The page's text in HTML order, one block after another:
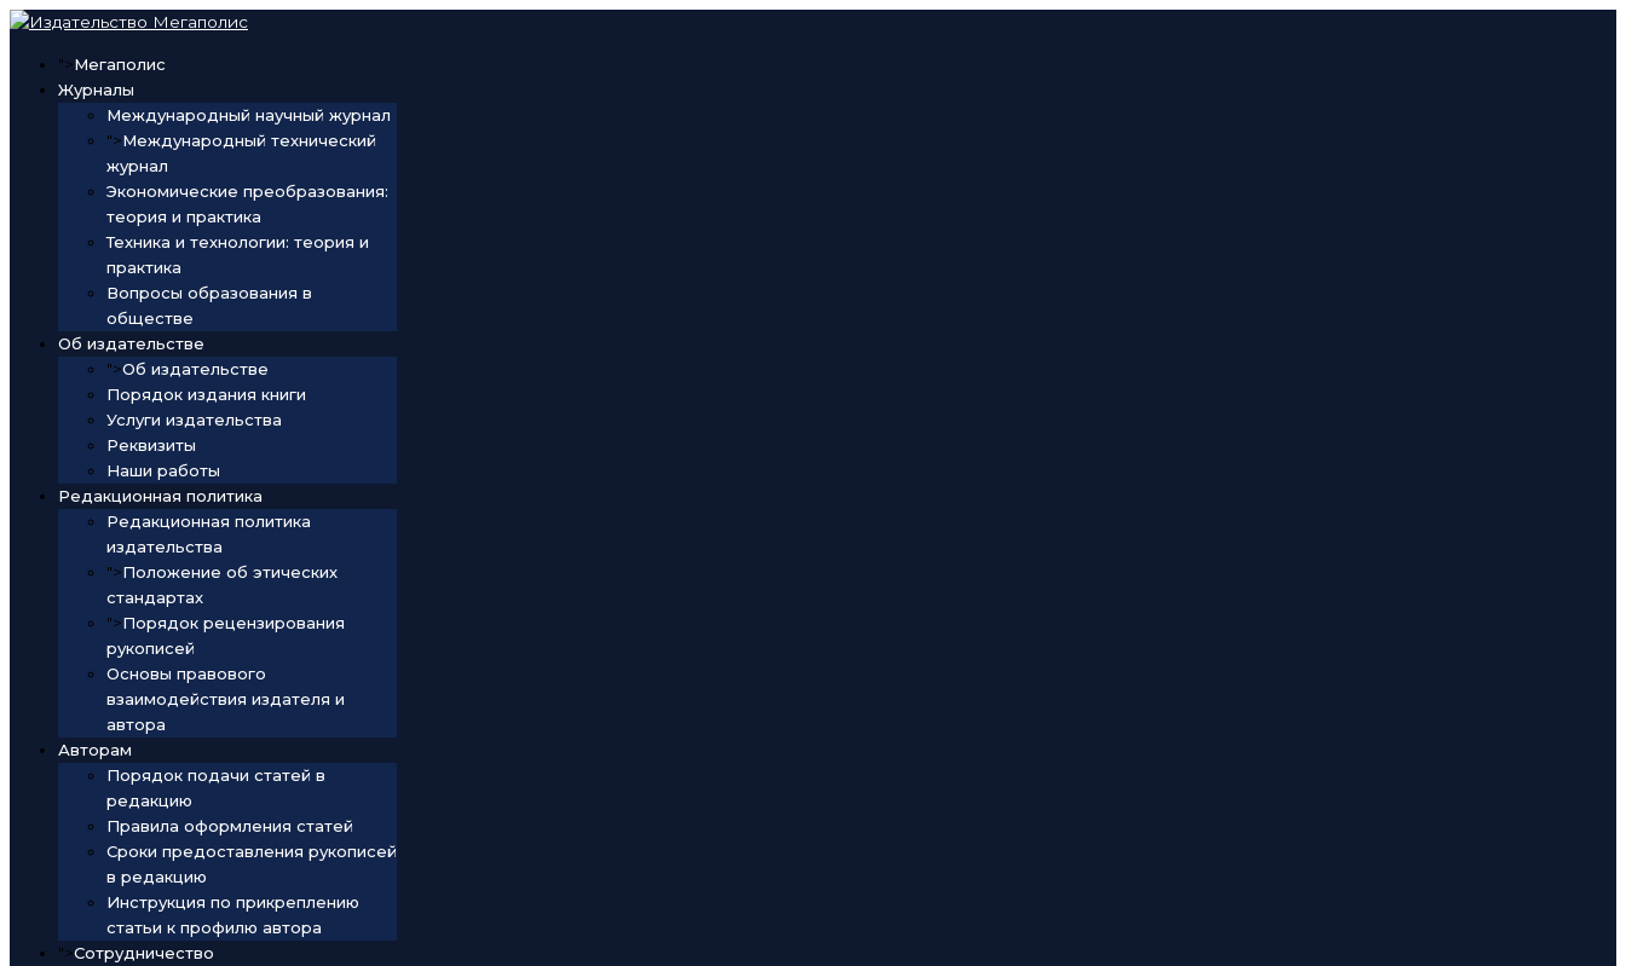
">Мегаполис
Журналы
Международный научный журнал
">Международный технический
журнал
Экономические преобразования:
теория и практика
Техника и технологии: теория и
практика
Вопросы образования в
обществе
Об издательстве
">Об издательстве
Порядок издания книги
Услуги издательства
Реквизиты
Наши работы
Редакционная политика
Редакционная политика
издательства
">Положение об этических
стандартах
">Порядок рецензирования
рукописей
Основы правового
взаимодействия издателя и
автора
Авторам
Порядок подачи статей в
редакцию
Правила оформления статей
Сроки предоставления рукописей
в редакцию
Инструкция по прикреплению
статьи к профилю автора
">Сотрудничество